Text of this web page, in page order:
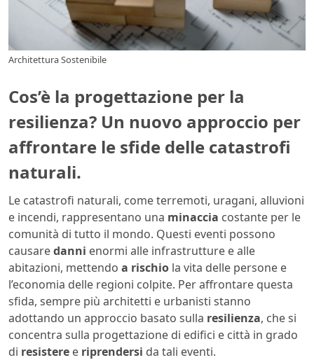
Architettura Sostenibile
Cos’è la progettazione per la
resilienza? Un nuovo approccio per
affrontare le sfide delle catastrofi
naturali.
Le catastrofi naturali, come terremoti, uragani, alluvioni
e incendi, rappresentano una minaccia costante per le
comunità di tutto il mondo. Questi eventi possono
causaredanni enormi alle infrastrutture e alle
abitazioni, mettendo a rischio la vita delle persone e
l’economia delle regioni colpite. Per affrontare questa
sfida, sempre più architetti e urbanisti stanno
adottando un approccio basato sulla resilienza, che si
concentra sulla progettazione di edifici e città in grado
di resistere e riprendersi da tali eventi.